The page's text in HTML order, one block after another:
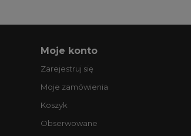
Moje konto
Zarejestruj się
Moje zamówienia
Koszyk
Obserwowane